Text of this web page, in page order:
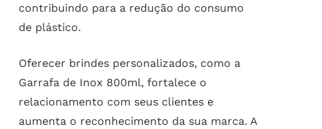
contribuindo para a redução do consumo
de plástico.
Oferecer brindes personalizados, como a
Garrafa de Inox 800ml, fortalece o
relacionamento com seus clientes e
aumenta o reconhecimento da sua marca. A